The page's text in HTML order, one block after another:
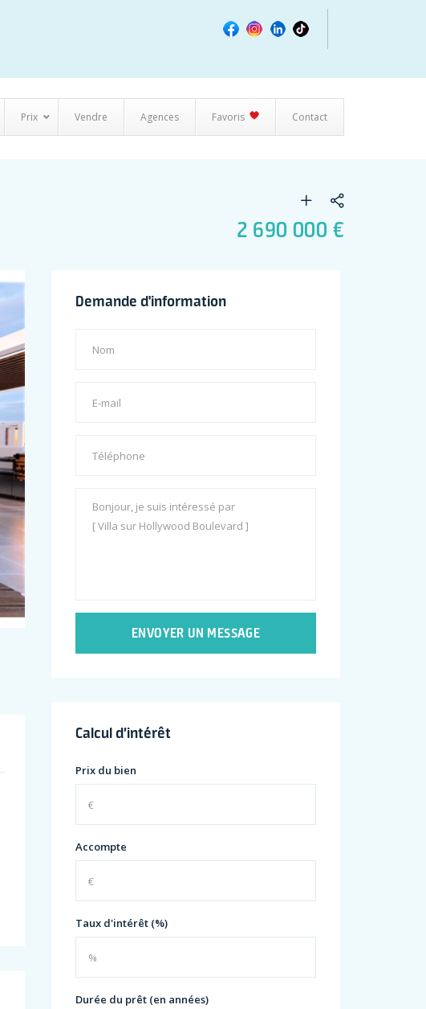
Prix Vendre Agences Favoris Contact
2 690 000 €
Demande d'information
ENVOYER UN MESSAGE
Calcul d’intérêt
Prix du bien
Accompte
Taux d'intérêt (%)
Durée du prêt (en années)